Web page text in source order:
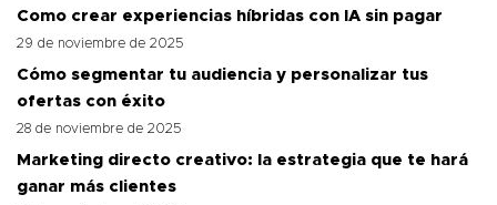
Como crear experiencias híbridas con IA sin pagar
29 de noviembre de 2025
Cómo segmentar tu audiencia y personalizar tus
ofertas con éxito
28 de noviembre de 2025
Marketing directo creativo: la estrategia que te hará
ganar más clientes